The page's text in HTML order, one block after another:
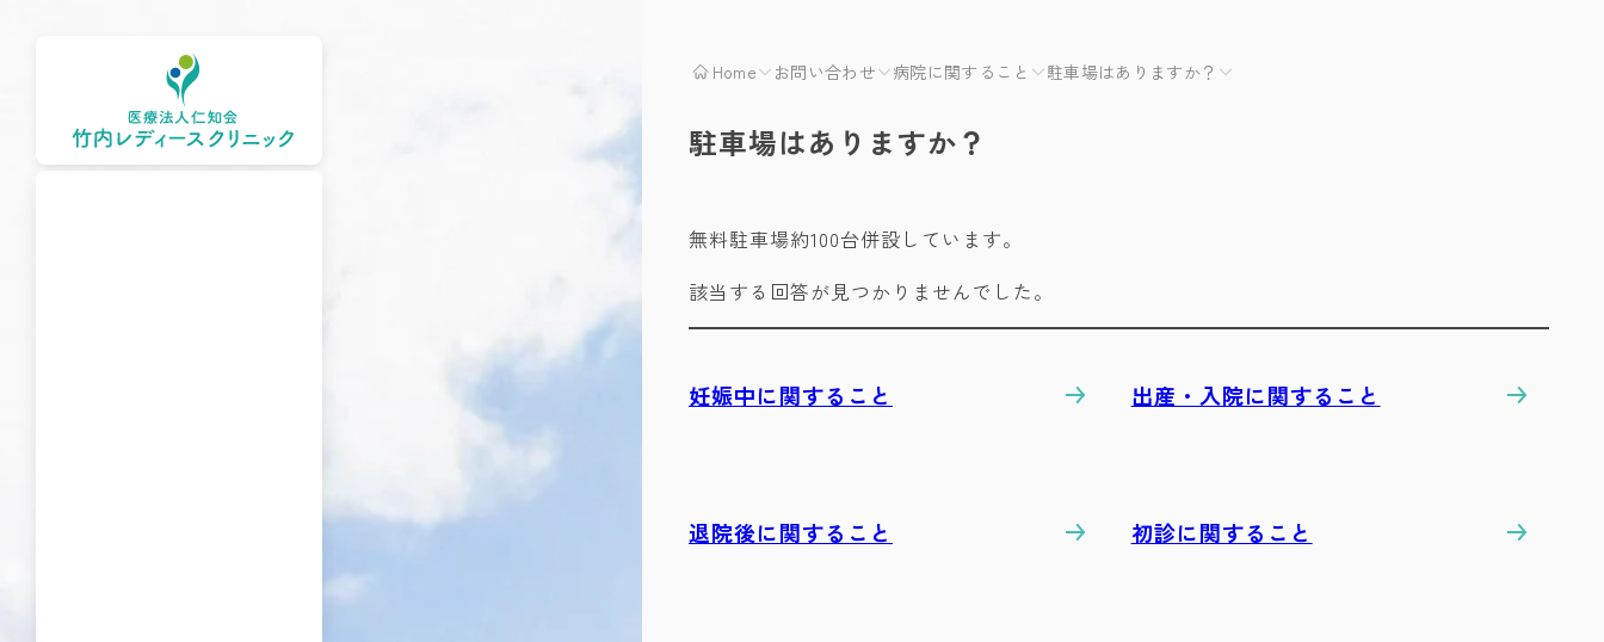
Home お問い合わせ 病院に関すること 駐車場はありますか？
駐車場はありますか？
無料駐車場約100台併設しています。
該当する回答が見つかりませんでした。
妊娠中に関すること 出産・入院に関すること
退院後に関すること 初診に関すること